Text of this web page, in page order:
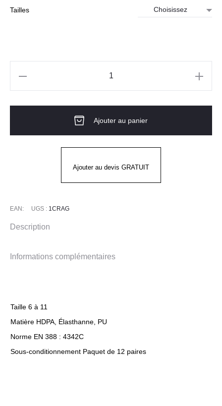
Tailles
1CRAG
Ajouter au panier
Ajouter au devis GRATUIT
EAN: UGS : 1CRAG
Description
Informations complémentaires
Taille 6 à 11
Matière HDPA, Élasthanne, PU
Norme EN 388 : 4342C
Sous-conditionnement Paquet de 12 paires